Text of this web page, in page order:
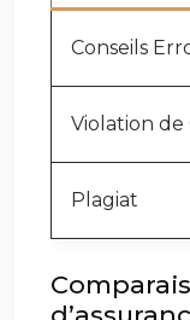
Conseils
Violation
Plagiat